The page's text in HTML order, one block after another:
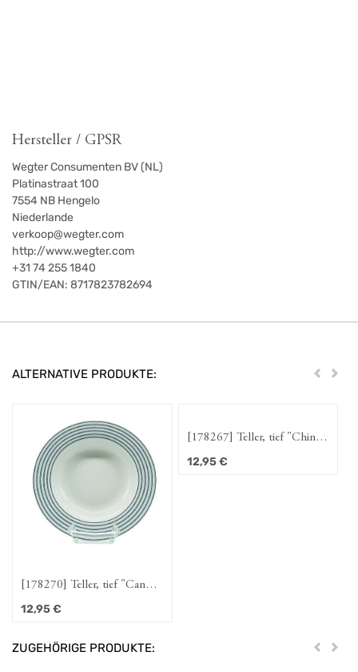
Hersteller / GPSR
Wegter Consumenten BV (NL)
Platinastraat 100
7554 NB Hengelo
Niederlande
verkoop@wegter.com
http://www.wegter.com
+31 74 255 1840
GTIN/EAN: 8717823782694
ALTERNATIVE PRODUKTE: Zurück
[178270] Teller, tief "Candy
Stripe" 22 cm
12,95€
[178267] Teller, tief "China
Rose" 22 cm
12,95€
ZUGEHÖRIGE PRODUKTE: Zurück